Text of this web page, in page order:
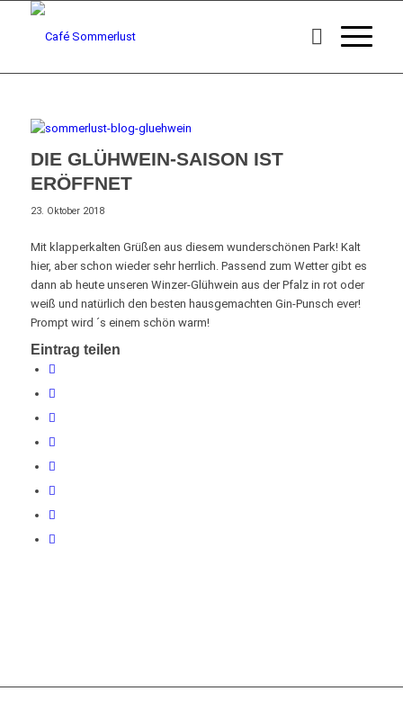
DIE GLÜHWEIN-SAISON IST
ERÖFFNET
23. Oktober 2018
Mit klapperkalten Grüßen aus diesem wunderschönen Park! Kalt
hier, aber schon wieder sehr herrlich. Passend zum Wetter gibt es
dann ab heute unseren Winzer-Glühwein aus der Pfalz in rot oder
weiß und natürlich den besten hausgemachten Gin-Punsch ever!
Prompt wird ´s einem schön warm!
Eintrag teilen